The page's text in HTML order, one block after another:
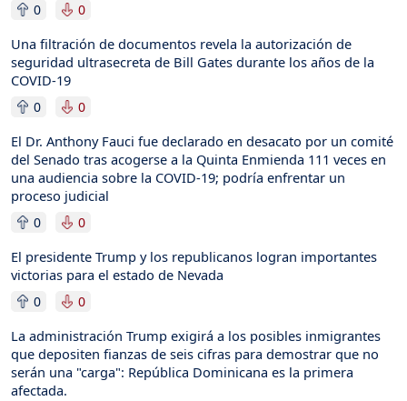
0 0
Una filtración de documentos revela la autorización de
seguridad ultrasecreta de Bill Gates durante los años de la
COVID-19
0 0
El Dr. Anthony Fauci fue declarado en desacato por un comité
del Senado tras acogerse a la Quinta Enmienda 111 veces en
una audiencia sobre la COVID-19; podría enfrentar un
proceso judicial
0 0
El presidente Trump y los republicanos logran importantes
victorias para el estado de Nevada
0 0
La administración Trump exigirá a los posibles inmigrantes
que depositen fianzas de seis cifras para demostrar que no
serán una "carga": República Dominicana es la primera
afectada.